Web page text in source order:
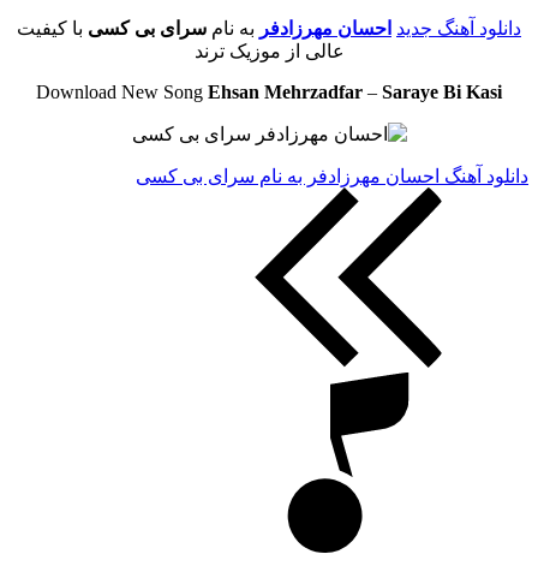
دانلود آهنگ جدید احسان مهرزادفر به نام سرای بی کسی با کیفیت
عالی از موزیک ترند
Download New Song Ehsan Mehrzadfar – Saraye Bi Kasi
دانلود آهنگ احسان مهرزادفر به نام سرای بی کسی